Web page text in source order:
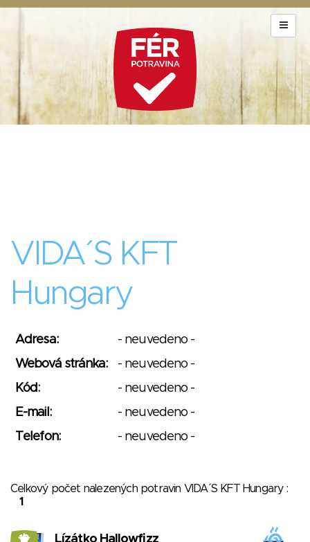
VIDA´S KFT
Hungary
Adresa:
- neuvedeno -
Webová stránka:
- neuvedeno -
Kód:
- neuvedeno -
E-mail:
- neuvedeno -
Telefon:
- neuvedeno -
Celkový počet nalezených potravin VIDA´S KFT Hungary :
1
10 Lízátko Hallowfizz